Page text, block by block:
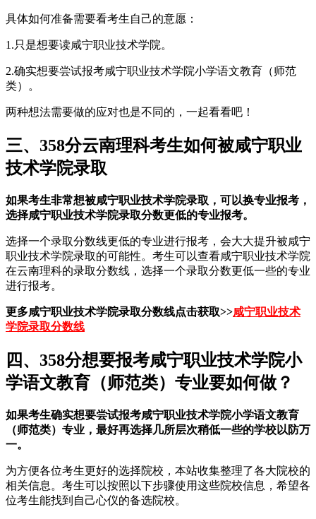
具体如何准备需要看考生自己的意愿：
1.只是想要读咸宁职业技术学院。
2.确实想要尝试报考咸宁职业技术学院小学语文教育（师范
类）。
两种想法需要做的应对也是不同的，一起看看吧！
三、358分云南理科考生如何被咸宁职业
技术学院录取
如果考生非常想被咸宁职业技术学院录取，可以换专业报考，
选择咸宁职业技术学院录取分数更低的专业报考。
选择一个录取分数线更低的专业进行报考，会大大提升被咸宁
职业技术学院录取的可能性。考生可以查看咸宁职业技术学院
在云南理科的录取分数线，选择一个录取分数更低一些的专业
进行报考。
更多咸宁职业技术学院录取分数线点击获取>>咸宁职业技术
学院录取分数线
四、358分想要报考咸宁职业技术学院小
学语文教育（师范类）专业要如何做？
如果考生确实想要尝试报考咸宁职业技术学院小学语文教育
（师范类）专业，最好再选择几所层次稍低一些的学校以防万
一。
为方便各位考生更好的选择院校，本站收集整理了各大院校的
相关信息。考生可以按照以下步骤使用这些院校信息，希望各
位考生能找到自己心仪的备选院校。